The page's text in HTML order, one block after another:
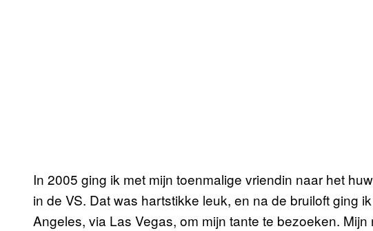
In 2005 ging ik met mijn toenmalige vriendin naar het
in de VS. Dat was hartstikke leuk, en na de bruiloft ging
Angeles, via Las Vegas, om mijn tante te bezoeken.